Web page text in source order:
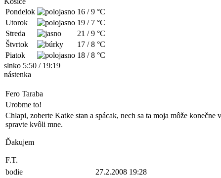
Pondelok
16 / 9 °C
Utorok
19 / 7 °C
Streda
21 / 9 °C
Štvrtok
17 / 8 °C
Piatok
18 / 8 °C
slnko 5:50 / 19:19
nástenka
Fero Taraba
Urobme to!
Chlapi, zoberte Katke stan a spácak, nech sa ta moja môže
spravte kvôli mne.
Ďakujem
F.T.
bodie
27.2.2008 19:28